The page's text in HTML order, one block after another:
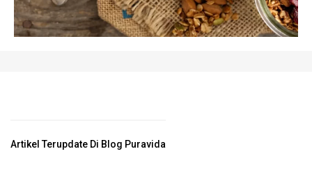
Artikel Terupdate Di Blog Puravida